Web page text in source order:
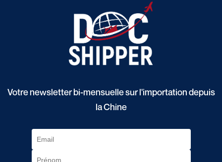
Votre newsletter bi-mensuelle sur l'importation depuis
la Chine